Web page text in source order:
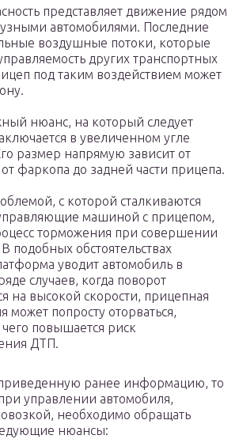
представляет движение рядом
автомобилями. Последние
воздушные потоки, которые
других транспортных
под таким воздействием может
нюанс, на который следует
в увеличенном угле
размер напрямую зависит от
от фаркопа до задней части прицепа.
с которой сталкиваются
машиной с прицепом,
торможения при совершении
подобных обстоятельствах
уводит автомобиль в
случаев, когда поворот
на высокой скорости, прицепная
может попросту оторваться,
чего повышается риск
ДТП.
ранее информацию, то
управлении автомобиля,
необходимо обращать
нюансы: